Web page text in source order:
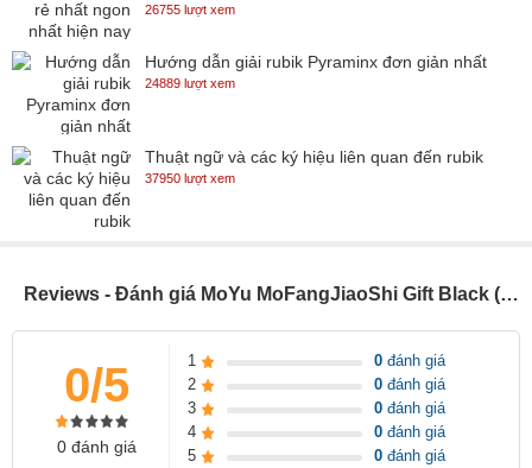
26755 lượt xem
Hướng dẫn giải rubik Pyraminx đơn giản nhất
24889 lượt xem
Thuật ngữ và các ký hiệu liên quan đến rubik
37950 lượt xem
Reviews - Đánh giá MoYu MoFangJiaoShi Gift Black (MF9301)
0/5
0 đánh giá
1 0 đánh giá
2
0 đánh giá
3
0 đánh giá
4
0 đánh giá
5
0 đánh giá